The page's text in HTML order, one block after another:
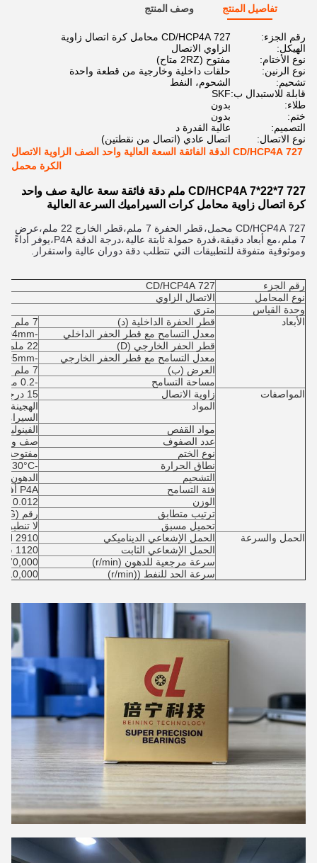
تفاصيل المنتج وصف المنتج
رقم الجزء:
727 CD/HCP4A محامل كرة اتصال زاوية
الهيكل:
الزاوي الاتصال
نوع الأختام:
مفتوح (2RZ متاح)
نوع الرنين:
حلقات داخلية وخارجية من قطعة واحدة
تشحيم:
الشحوم، النفط
قابلة للاستبدال ب:SKF
طلاء:
بدون
ختم:
بدون
التصميم:
عالية القدرة د
نوع الاتصال:
اتصال عادي (اتصال من نقطتين)
727 CD/HCP4A الدقة الفائقة السعة العالية واحد الصف الزاوية الاتصال
الكرة محمل
727 CD/HCP4A 7*22*7 ملم دقة فائقة سعة عالية صف واحد
كرة اتصال زاوية محامل كرات السيراميك السرعة العالية
727 CD/HCP4A محمل،قطر الحفرة 7 ملم،قطر الخارج 22 ملم،عرض
7 ملم،مع أبعاد دقيقة،قدرة حمولة ثابتة عالية،درجة الدقة P4A،يوفر أداءً
وموثوقية متفوقة للتطبيقات التي تتطلب دقة دوران عالية واستقرار.
رقم الجزء
727 CD/HCP4A
نوع المحامل
الاتصال الزاوي
وحدة القياس
متري
الأبعاد
قطر الحفرة الداخلية (د)
7 ملم
معدل التسامح مع قطر الحفر الداخلي
-0.004mm إلى 0
قطر الحفر الخارجي (D)
22 ملم
معدل التسامح مع قطر الحفر الخارجي
-0.005mm إلى 0
العرض (ب)
7 ملم
مساحة التسامح
-0.2 ملم إلى 0
المواصفات
زاوية الاتصال
15 درجة (25 درجة،40 درجة متاحة)
المواد
الهجينة
مواد القفص
الفينوليك
عدد الصفوف
صف
نوع الختم
مفتوحة
نطاق الحرارة
-30°C إلى 150°C
التشحيم
الدهون
فئة التسامح
P4A أفضل من P4
الوزن
0.012 كجم
ترتيب متطابق
رقم (DB,DF,DT,DG)
تحميل مسبق
لا تنطبق
الحمل والسرعة
الحمل الإشعاعي الديناميكي
2910 N
الحمل الإشعاعي الثابت
1120 شمال
سرعة مرجعية للدهون (r/min)
70,000 دورة في الدقيقة
سرعة الحد للنفط ((r/min)
110,000 دورة في الدقيقة